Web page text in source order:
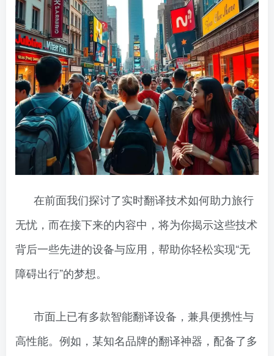
在前面我们探讨了实时翻译技术如何助力旅行
无忧，而在接下来的内容中，将为你揭示这些技术
背后一些先进的设备与应用，帮助你轻松实现“无
障碍出行”的梦想。
市面上已有多款智能翻译设备，兼具便携性与
高性能。例如，某知名品牌的翻译神器，配备了多